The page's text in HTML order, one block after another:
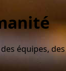
équipes,